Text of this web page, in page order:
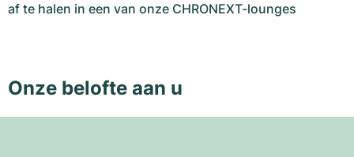
af te halen in een van onze CHRONEXT-lounges
Onze belofte aan u